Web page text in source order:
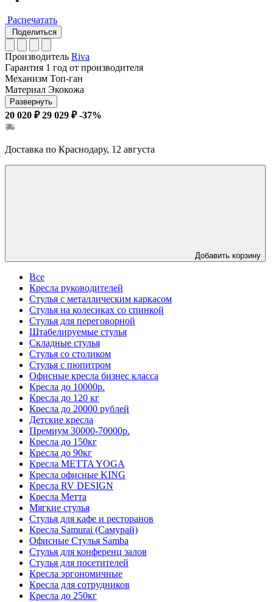
Распечатать
Поделиться
Производитель Riva
Гарантия 1 год от производителя
Механизм Топ-ган
Материал Экокожа
Развернуть
20 020 ₽ 29 029 ₽ -37%
Доставка по Краснодару, 12 августа
Добавить корзину
Все
Кресла руководителей
Стулья с металлическим каркасом
Стулья на колесиках со спинкой
Стулья для переговорной
Штабелируемые стулья
Складные стулья
Стулья со столиком
Стулья с пюпитром
Офисные кресла бизнес класса
Кресла до 10000р.
Кресла до 120 кг
Кресла до 20000 рублей
Детские кресла
Премиум 30000-70000р.
Кресла до 150кг
Кресла до 90кг
Кресла METTA YOGA
Кресла офисные KING
Кресла RV DESIGN
Кресла Метта
Мягкие стулья
Стулья для кафе и ресторанов
Кресла Samurai (Самурай)
Офисные Стулья Samba
Стулья для конференц залов
Стулья для посетителей
Кресла эргономичные
Кресла для сотрудников
Кресла до 250кг